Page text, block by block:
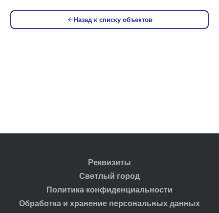
Назад к списку объектов
Реквизиты
Светлый город
Политика конфиденциальности
Обработка и хранение персональных данных